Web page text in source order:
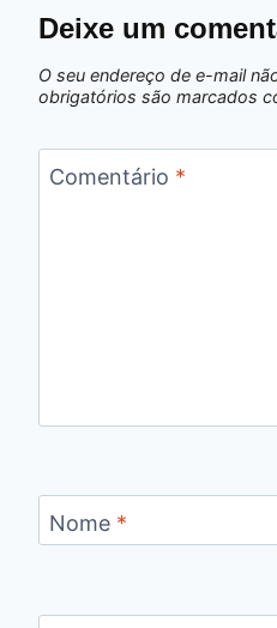
Deixe um
O seu endereço de e-mail
obrigatórios são marcados
Comentário *
Nome *